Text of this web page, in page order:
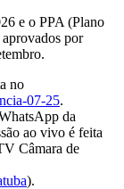
e o PPA (Plano
por
no
07-25.
da
ao vivo é feita
Câmara de
).